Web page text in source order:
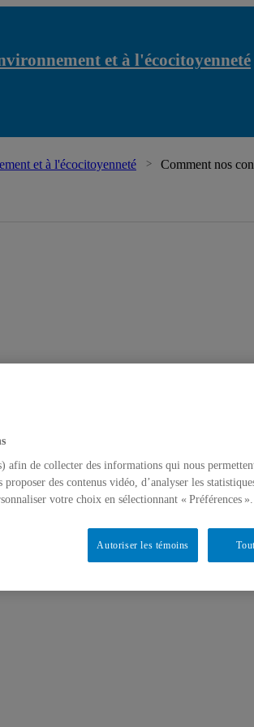
et à l'écocitoyenneté
et à l'écocitoyenneté Comment nos
afin de collecter des informations qui nous
des contenus vidéo, d’analyser les
votre choix en sélectionnant « Préférences ».
Autoriser les témoins